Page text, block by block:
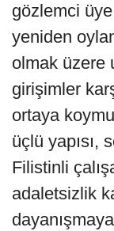
gözlemci üye
yeniden
olmak üzere
girişimler
ortaya
üçlü yapısı,
Filistinli
adaletsizlik